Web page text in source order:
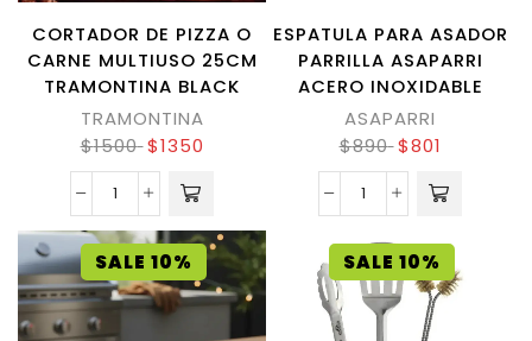
CORTADOR DE PIZZA O
CARNE MULTIUSO 25CM
TRAMONTINA BLACK
TRAMONTINA
$1500 $1350
ESPATULA PARA ASADOR
PARRILLA ASAPARRI
ACERO INOXIDABLE
ASAPARRI
$890 $801
SALE 10% SALE 10%